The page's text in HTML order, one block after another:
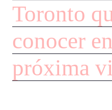
Toronto
conocer
próxima